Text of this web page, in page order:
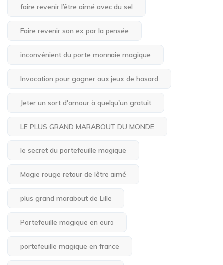
faire revenir l’être aimé avec du sel
Faire revenir son ex par la pensée
inconvénient du porte monnaie magique
Invocation pour gagner aux jeux de hasard
Jeter un sort d'amour à quelqu'un gratuit
LE PLUS GRAND MARABOUT DU MONDE
le secret du portefeuille magique
Magie rouge retour de lêtre aimé
plus grand marabout de Lille
Portefeuille magique en euro
portefeuille magique en france